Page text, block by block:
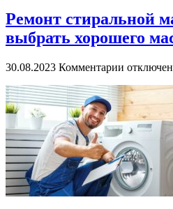
Ремонт стиральной
выбрать хорошего
30.08.2023 Комментарии к
Ремонт
машинки:
как
выбрать
хорошего
мастера?